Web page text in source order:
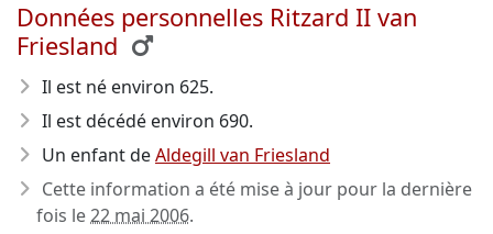
Données personnelles Ritzard II van
Friesland
Il est né environ 625.
Il est décédé environ 690.
Un enfant deAldegill van Friesland
Cette information a été mise à jour pour la dernière
fois le22 mai 2006.